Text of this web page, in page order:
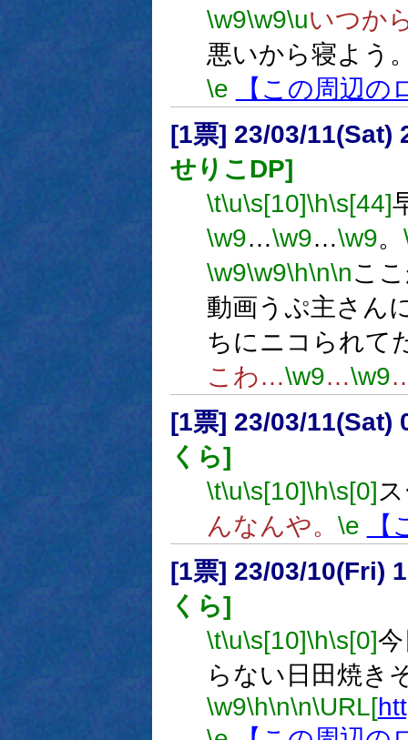
\w9\w9\uいつか
悪いから寝よう
\e
【この周辺の
[1票] 23/03/11(Sat)
せりこDP]
\t\u\s[10]\h\s[44]
\w9…\w9…\w9。
\w9\w9\h\n\nこ
動画うぷ主さん
ちにニコられて
こわ…\w9…\w9
[1票] 23/03/11(Sat)
くら]
\t\u\s[10]\h\s[0]
んなんや。 \e
[1票] 23/03/10(Fri)
くら]
\t\u\s[10]\h\s[0]
らない日田焼き
\w9\h\n\n\URL[